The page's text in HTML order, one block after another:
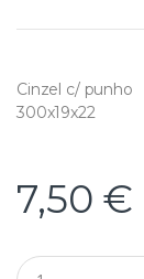
Cinzel c/ punho
300x19x22
7,50 €
Q